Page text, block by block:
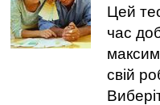
Цей
час
свій